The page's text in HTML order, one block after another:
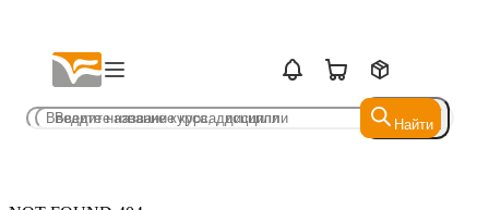
Найти
Найти